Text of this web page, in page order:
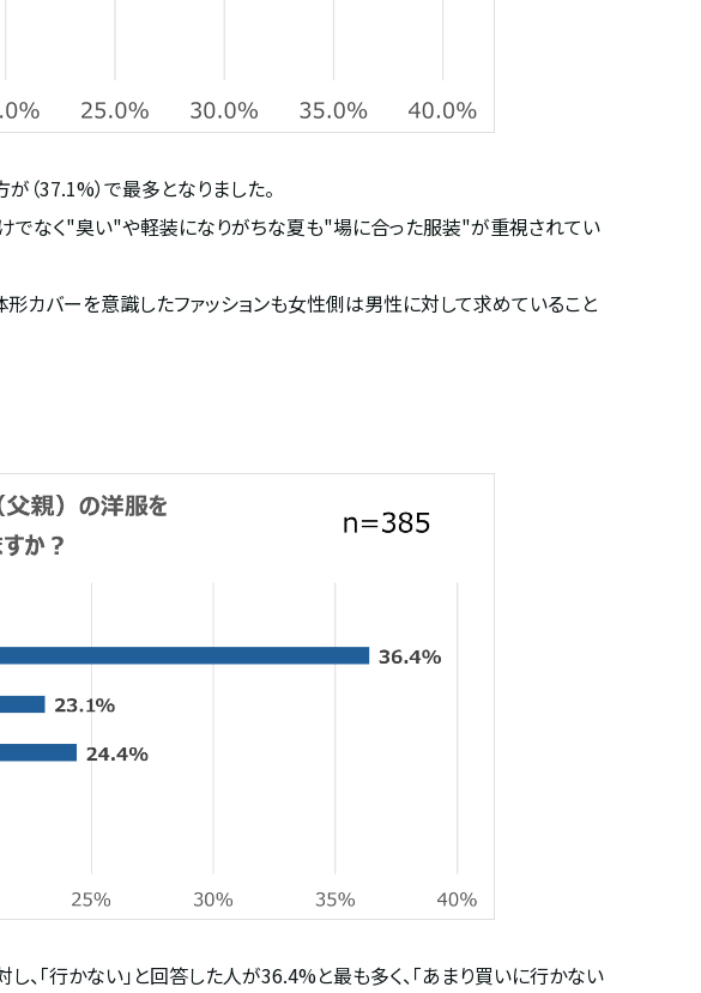
が（37.1%）で最多となりました。
でなく"臭い"や軽装になりがちな夏も"場に合った服装"が重視されてい
カバーを意識したファッションも女性側は男性に対して求めていること
、「行かない」と回答した人が36.4%と最も多く、「あまり買いに行かない